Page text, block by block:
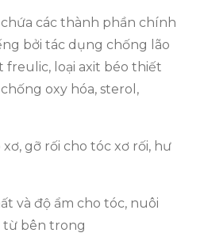
các thành phần chính
bởi tác dụng chống lão
freulic, loại axit béo thiết
oxy hóa, sterol,
gỡ rối cho tóc xơ rối, hư
và độ ẩm cho tóc, nuôi
từ bên trong